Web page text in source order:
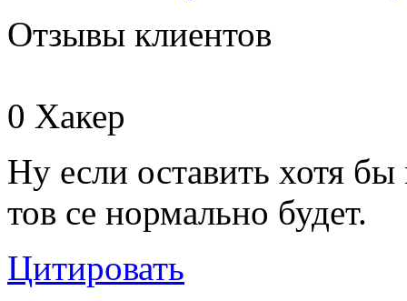
Отзывы клиентов
0 Хакер
Ну если оставить хотя
тов се нормально будет.
Цитировать